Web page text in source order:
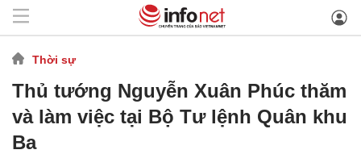
Thời sự
Thủ tướng Nguyễn Xuân Phúc thăm
và làm việc tại Bộ Tư lệnh Quân khu
Ba